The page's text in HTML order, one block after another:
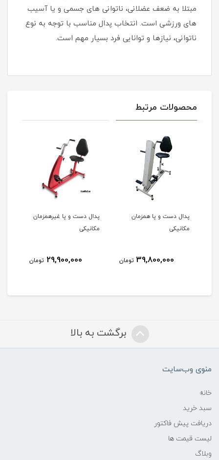
مبتلا به ضعف عضلانی، ناتوانی های جسمی و یا آسیب
های ورزشی است. انتخاب پدال مناسب با توجه به نوع
ناتوانی، نیازها و توانایی فرد بسیار مهم است.
محصولات مرتبط
پدال دست و پا همزمان
مکانیکی
39,800,000 تومان
پدال دست و پا غیرهمزمان
مکانیکی
29,900,000 تومان
برگشت به بالا
منوی وب‌سایت
خانه
سبد خرید
دریافت پیش فاکتور
لیست قیمت ها
وبلاگ